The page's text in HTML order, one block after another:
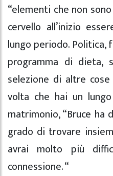
“elementi che non
cervello all’inizio
lungo periodo.
programma di dieta,
selezione di altre
volta che hai un
matrimonio, “Bruce ha
grado di trovare
avrai molto più
connessione. “